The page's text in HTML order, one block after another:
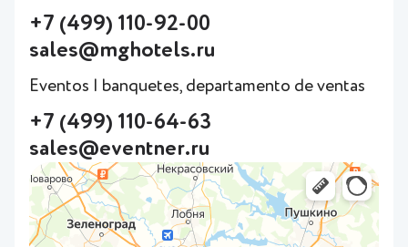
+7 (499) 110-92-00
sales@mghotels.ru
Eventos | banquetes, departamento de ventas
+7 (499) 110-64-63
sales@eventner.ru